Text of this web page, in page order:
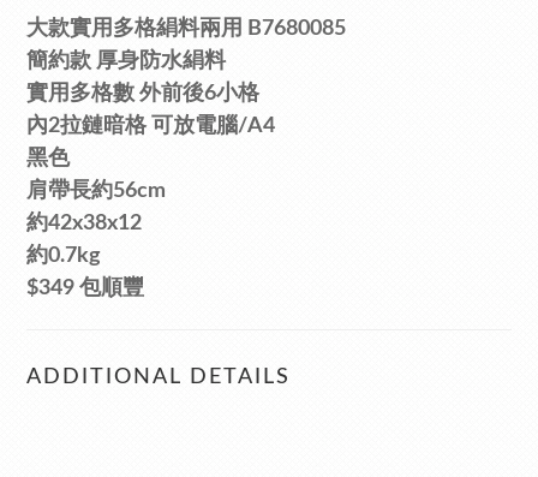
大款實用多格絹料兩用 B7680085
簡約款 厚身防水絹料
實用多格數 外前後6小格
內2拉鏈暗格 可放電腦/A4
黑色
肩帶長約56cm
約42x38x12
約0.7kg
$349 包順豐
ADDITIONAL DETAILS